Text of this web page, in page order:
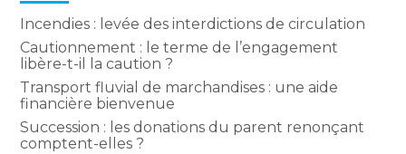
Incendies : levée des interdictions de circulation
Cautionnement : le terme de l’engagement
libère-t-il la caution ?
Transport fluvial de marchandises : une aide
financière bienvenue
Succession : les donations du parent renonçant
comptent-elles ?